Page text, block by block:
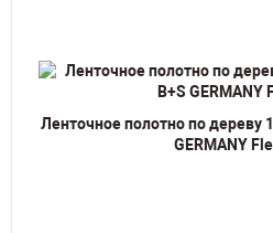
Ленточное полотно по дереву
GERMANY